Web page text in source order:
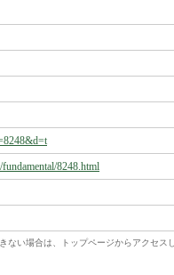
8248.html
ない場合は、トップページからアクセス